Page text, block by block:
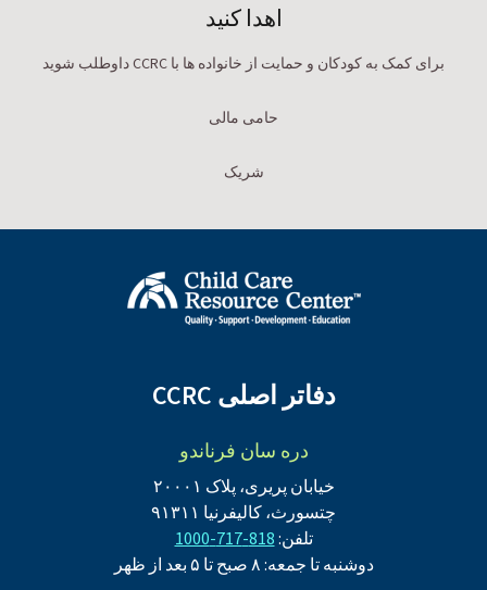
اهدا کنید
برای کمک به کودکان و حمایت از خانواده ها با CCRC داوطلب شوید
حامی مالی
شریک
دفاتر اصلی CCRC
دره سان فرناندو
خیابان پریری، پلاک ۲۰۰۰۱
چتسورث، کالیفرنیا ۹۱۳۱۱
تلفن:818-717-1000
دوشنبه تا جمعه: ۸ صبح تا ۵ بعد از ظهر